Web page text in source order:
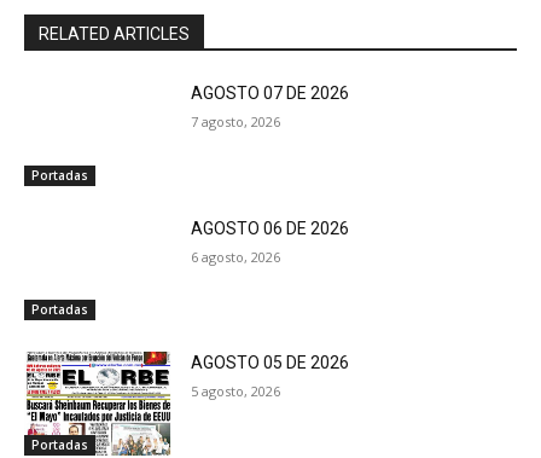
RELATED ARTICLES
Portadas
AGOSTO 07 DE 2026
7 agosto, 2026
Portadas
AGOSTO 06 DE 2026
6 agosto, 2026
Portadas
AGOSTO 05 DE 2026
5 agosto, 2026